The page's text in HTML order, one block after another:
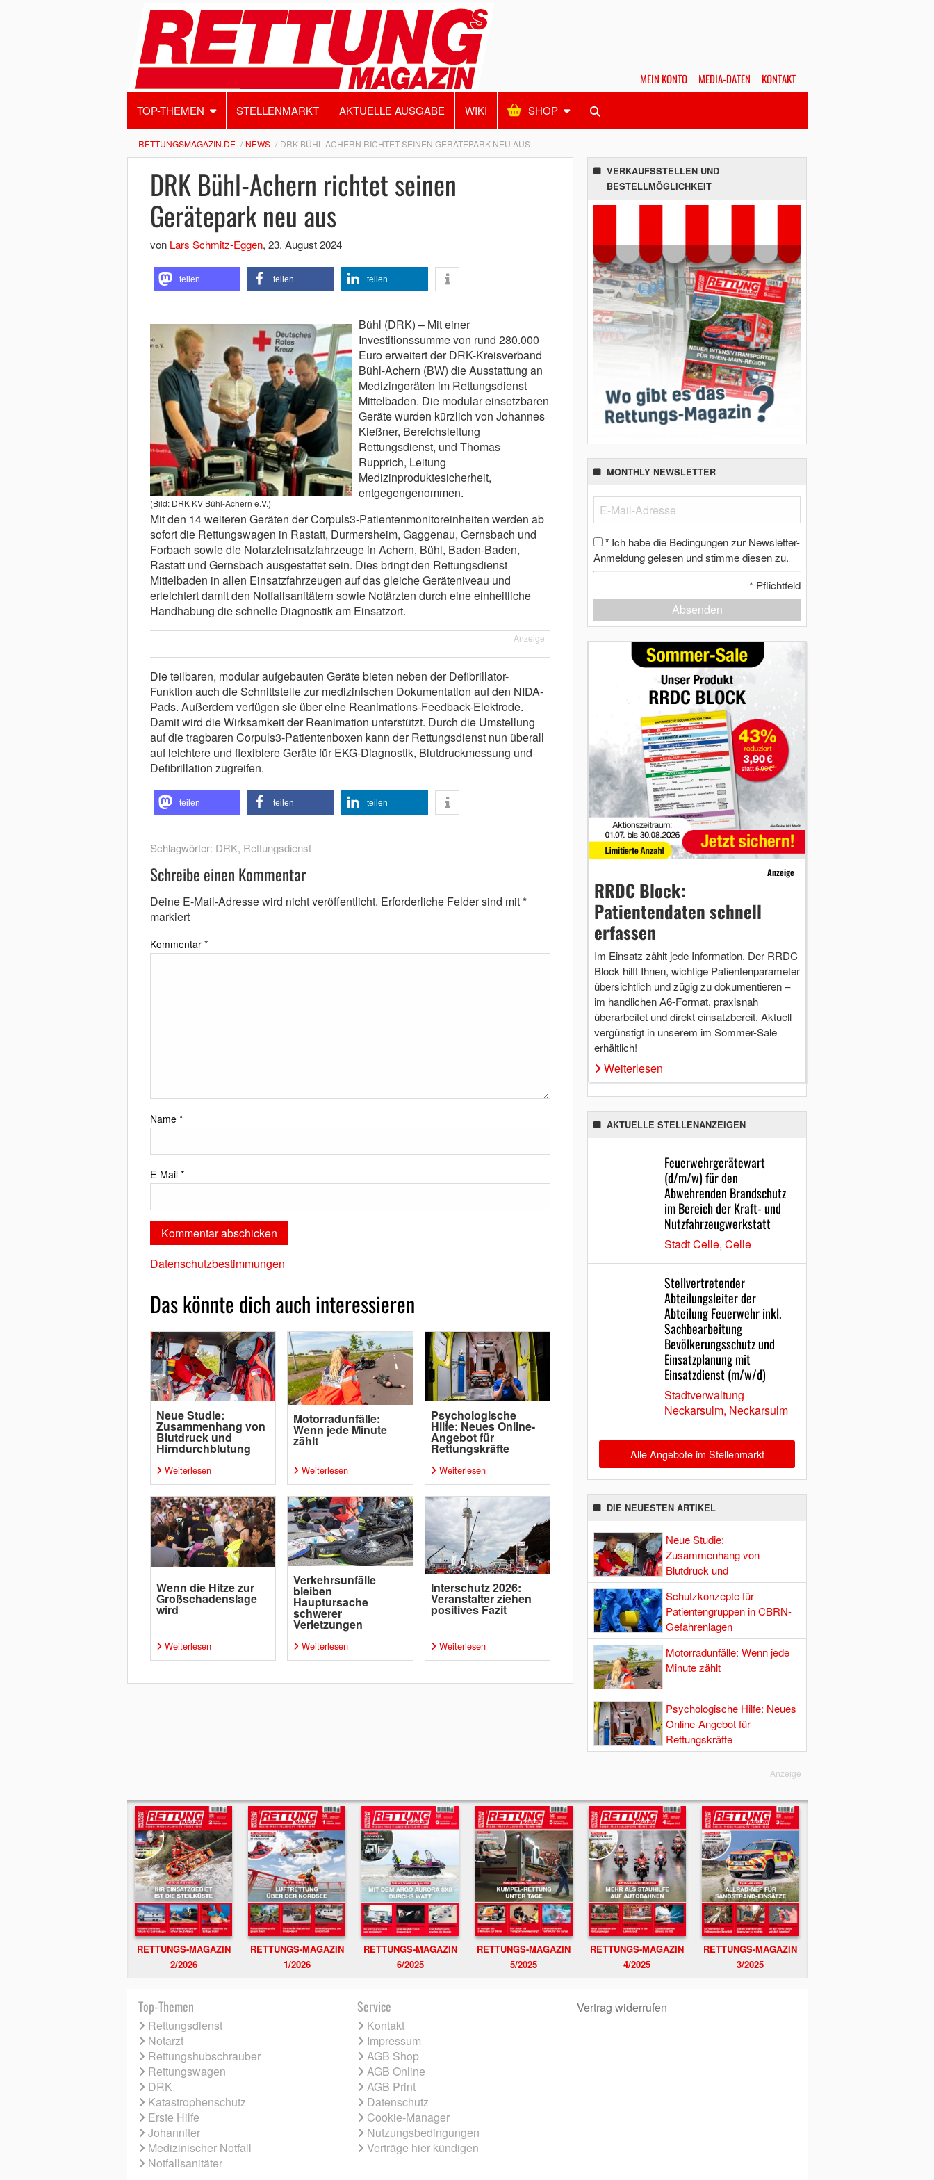
MEIN KONTO MEDIA-DATEN KONTAKT
TOP-THEMEN STELLENMARKT AKTUELLE AUSGABE WIKI SHOP
RETTUNGSMAGAZIN.DE NEWS DRK BÜHL-ACHERN RICHTET SEINEN GERÄTEPARK NEU AUS
DRK Bühl-Achern richtet seinen
Gerätepark neu aus
von Lars Schmitz-Eggen, 23. August 2024
teilen teilen teilen
(Bild: DRK KV Bühl-Achern e.V.)
Bühl (DRK) – Mit einer
Investitionssumme von rund 280.000
Euro erweitert der DRK-Kreisverband
Bühl-Achern (BW) die Ausstattung an
Medizingeräten im Rettungsdienst
Mittelbaden. Die modular einsetzbaren
Geräte wurden kürzlich von Johannes
Kießner, Bereichsleitung
Rettungsdienst, und Thomas
Rupprich, Leitung
Medizinproduktesicherheit,
entgegengenommen.
Mit den 14 weiteren Geräten der Corpuls3-Patientenmonitoreinheiten werden ab
sofort die Rettungswagen in Rastatt, Durmersheim, Gaggenau, Gernsbach und
Forbach sowie die Notarzteinsatzfahrzeuge in Achern, Bühl, Baden-Baden,
Rastatt und Gernsbach ausgestattet sein. Dies bringt den Rettungsdienst
Mittelbaden in allen Einsatzfahrzeugen auf das gleiche Geräteniveau und
erleichtert damit den Notfallsanitätern sowie Notärzten durch eine einheitliche
Handhabung die schnelle Diagnostik am Einsatzort.
Anzeige
Die teilbaren, modular aufgebauten Geräte bieten neben der Defibrillator-
Funktion auch die Schnittstelle zur medizinischen Dokumentation auf den NIDA-
Pads. Außerdem verfügen sie über eine Reanimations-Feedback-Elektrode.
Damit wird die Wirksamkeit der Reanimation unterstützt. Durch die Umstellung
auf die tragbaren Corpuls3-Patientenboxen kann der Rettungsdienst nun überall
auf leichtere und flexiblere Geräte für EKG-Diagnostik, Blutdruckmessung und
Defibrillation zugreifen.
teilen teilen teilen
Schlagwörter: DRK, Rettungsdienst
Schreibe einen Kommentar
Deine E-Mail-Adresse wird nicht veröffentlicht. Erforderliche Felder sind mit*
markiert
Kommentar *
Name *
E-Mail *
Datenschutzbestimmungen
Das könnte dich auch interessieren
Neue Studie:
Zusammenhang von
Blutdruck und
Hirndurchblutung
Weiterlesen
Motorradunfälle:
Wenn jede Minute
zählt
Weiterlesen
Psychologische
Hilfe: Neues Online-
Angebot für
Rettungskräfte
Weiterlesen
Wenn die Hitze zur
Großschadenslage
wird
Weiterlesen
Verkehrsunfälle
bleiben
Hauptursache
schwerer
Verletzungen
Weiterlesen
Interschutz 2026:
Veranstalter ziehen
positives Fazit
Weiterlesen
VERKAUFSSTELLEN UND
BESTELLMÖGLICHKEIT
MONTHLY NEWSLETTER
* Ich habe die Bedingungen zur Newsletter-
Anmeldung gelesen und stimme diesen zu.
* Pflichtfeld
Absenden
Anzeige
RRDC Block:
Patientendaten schnell
erfassen
Im Einsatz zählt jede Information. Der RRDC
Block hilft Ihnen, wichtige Patientenparameter
übersichtlich und zügig zu dokumentieren –
im handlichen A6-Format, praxisnah
überarbeitet und direkt einsatzbereit. Aktuell
vergünstigt in unserem im Sommer-Sale
erhältlich!
Weiterlesen
AKTUELLE STELLENANZEIGEN
Feuerwehrgerätewart
(d/m/w) für den
Abwehrenden Brandschutz
im Bereich der Kraft- und
Nutzfahrzeugwerkstatt
Stadt Celle, Celle
Stellvertretender
Abteilungsleiter der
Abteilung Feuerwehr inkl.
Sachbearbeitung
Bevölkerungsschutz und
Einsatzplanung mit
Einsatzdienst (m/w/d)
Stadtverwaltung
Neckarsulm, Neckarsulm
Alle Angebote im Stellenmarkt
DIE NEUESTEN ARTIKEL
Neue Studie:
Zusammenhang von
Blutdruck und
Hirndurchblutung
Schutzkonzepte für
Patientengruppen in CBRN-
Gefahrenlagen
Motorradunfälle: Wenn jede
Minute zählt
Psychologische Hilfe: Neues
Online-Angebot für
Rettungskräfte
Anzeige
RETTUNGS-MAGAZIN
2/2026
RETTUNGS-MAGAZIN
1/2026
RETTUNGS-MAGAZIN
6/2025
RETTUNGS-MAGAZIN
5/2025
RETTUNGS-MAGAZIN
4/2025
RETTUNGS-MAGAZIN
3/2025
Top-Themen
Rettungsdienst
Notarzt
Rettungshubschrauber
Rettungswagen
DRK
Katastrophenschutz
Erste Hilfe
Johanniter
Medizinischer Notfall
Notfallsanitäter
Service
Kontakt
Impressum
AGB Shop
AGB Online
AGB Print
Datenschutz
Cookie-Manager
Nutzungsbedingungen
Verträge hier kündigen
Vertrag widerrufen